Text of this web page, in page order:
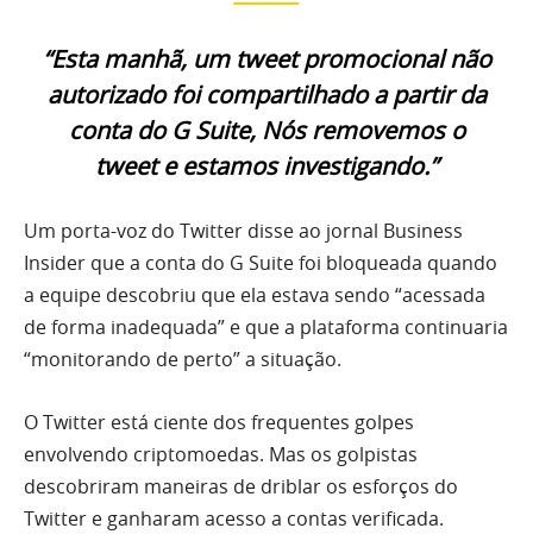
“Esta manhã, um tweet promocional não
autorizado foi compartilhado a partir da
conta do G Suite, Nós removemos o
tweet e estamos investigando.”
Um porta-voz do Twitter disse ao jornal Business
Insider que a conta do G Suite foi bloqueada quando
a equipe descobriu que ela estava sendo “acessada
de forma inadequada” e que a plataforma continuaria
“monitorando de perto” a situação.
O Twitter está ciente dos frequentes golpes
envolvendo criptomoedas. Mas os golpistas
descobriram maneiras de driblar os esforços do
Twitter e ganharam acesso a contas verificada.